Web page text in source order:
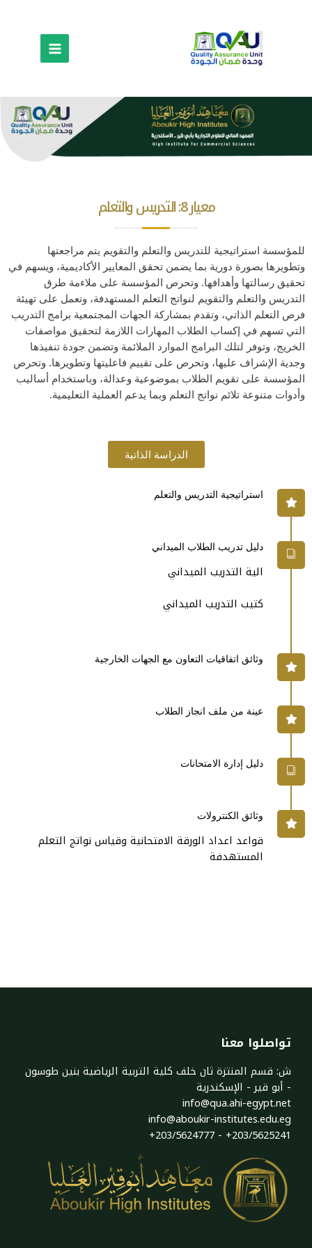
معيار 8: التدريس والتعلم
للمؤسسة استراتيجية للتدريس والتعلم والتقويم يتم مراجعتها
وتطويرها بصورة دورية بما يضمن تحقق المعايير الأكاديمية، ويسهم في
تحقيق رسالتها وأهدافها. وتحرص المؤسسة على ملاءمة طرق
التدريس والتعلم والتقويم لنواتج التعلم المستهدفة، وتعمل على تهيئة
فرص التعلم الذاتي، وتقدم بمشاركة الجهات المجتمعية برامج التدريب
التي تسهم في إكساب الطلاب المهارات اللازمة لتحقيق مواصفات
الخريج، وتوفر لتلك البرامج الموارد الملائمة وتضمن جودة تنفيذها
وجدية الإشراف عليها، وتحرص على تقييم فاعليتها وتطويرها. وتحرص
المؤسسة على تقويم الطلاب بموضوعية وعدالة، وباستخدام أساليب
وأدوات متنوعة تلائم نواتج التعلم وبما يدعم العملية التعليمية.
الدراسة الذاتية
استراتيجية التدريس والتعلم
دليل تدريب الطلاب الميداني
الية التدريب الميداني
كتيب التدريب الميداني
وثائق اتفاقيات التعاون مع الجهات الخارجية
عينة من ملف انجاز الطلاب
دليل إدارة الامتحانات
وثائق الكنترولات
قواعد اعداد الورقة الامتحانية وقياس نواتج التعلم
المستهدفة
تواصلوا معنا
ش: قسم المنتزة ثان خلف كلية التربية الرياضية بنين طوسون
- أبو قير - الإسكندرية
info@qua.ahi-egypt.net
info@aboukir-institutes.edu.eg​
+203/5624777 - +203/5625241